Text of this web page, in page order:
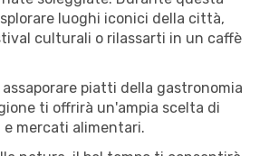
luoghi iconici della città,
culturali o rilassarti in un caffè
piatti della gastronomia
ti offrirà un'ampia scelta di
mercati alimentari.